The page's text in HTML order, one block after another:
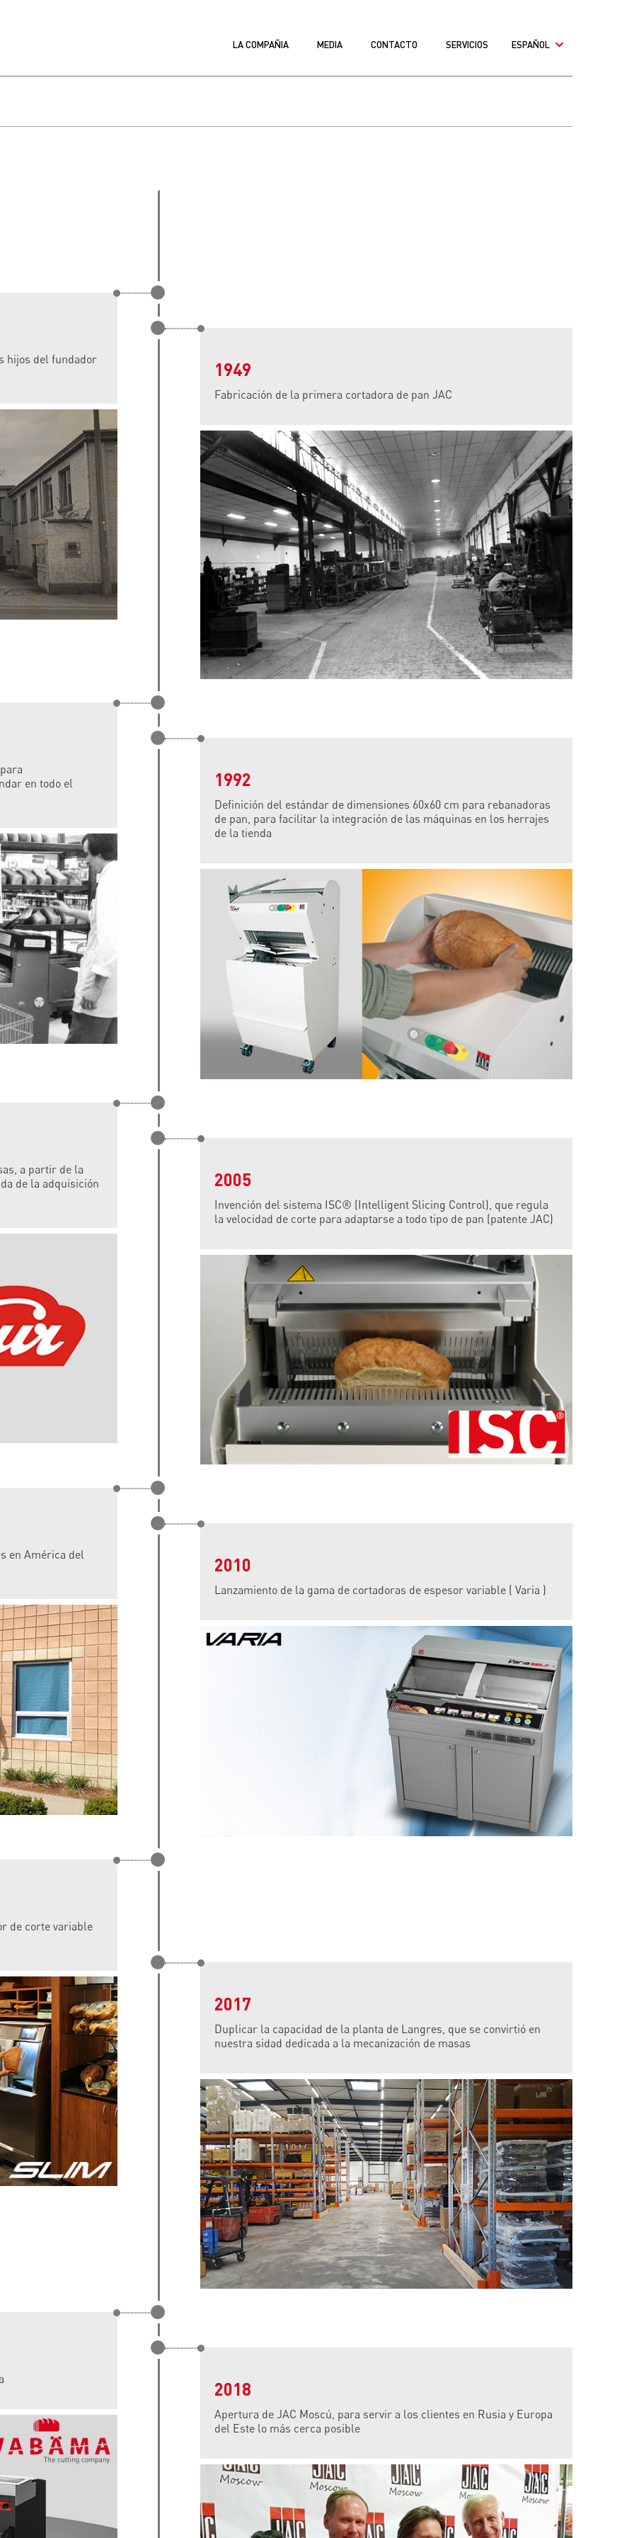
LA COMPAÑIA MEDIA CONTACTO SERVICIOS ESPAÑOL
hijos del fundador 1949
Fabricación de la primera cortadora de pan JAC
en todo el
1992
Definición del estándar de dimensiones 60x60 cm para rebanadoras
de pan, para facilitar la integración de las máquinas en los herrajes
de la tienda
2005
Invención del sistema ISC® (Intelligent Slicing Control), que regula
la velocidad de corte para adaptarse a todo tipo de pan (patente JAC)
a partir de la
de la adquisición
en América del 2010
Lanzamiento de la gama de cortadoras de espesor variable ( Varia )
de corte variable
2017
Duplicar la capacidad de la planta de Langres, que se convirtió en
nuestra sidad dedicada a la mecanización de masas
2018
Apertura de JAC Moscú, para servir a los clientes en Rusia y Europa
del Este lo más cerca posible